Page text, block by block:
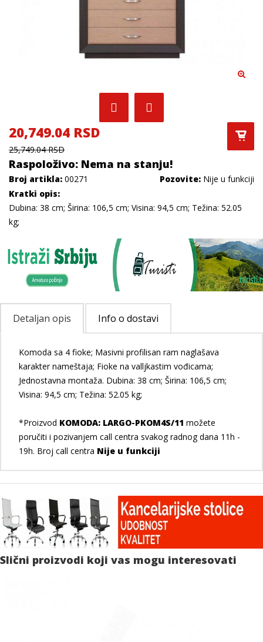
20,749.04 RSD
25,749.04 RSD
Raspoloživo: Nema na stanju!
Broj artikla: 00271 Pozovite: Nije u funkciji
Kratki opis:
Dubina: 38 cm; Širina: 106,5 cm; Visina: 94,5 cm; Težina: 52.05
kg;
Detaljan opis Info o dostavi
Komoda sa 4 fioke; Masivni profilisan ram naglašava
karakter nameštaja; Fioke na valljkastim vođicama;
Jednostavna montaža. Dubina: 38 cm; Širina: 106,5 cm;
Visina: 94,5 cm; Težina: 52.05 kg;
*Proizvod KOMODA: LARGO-PKOM4S/11 možete
poručiti i pozivanjem call centra svakog radnog dana 11h -
19h. Broj call centra Nije u funkciji
Slični proizvodi koji vas mogu interesovati